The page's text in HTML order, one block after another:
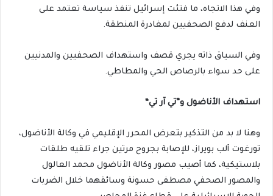
وفي هذا الاتجاه، ما فتئت إسرائيل تنفذ سياسة تعتمد على
العنف لدفع الصحفيين لمغادرة المنطقة.
وفي السياق ذاته يجري قصف واستهداف الصحفيين والمدنيين
على حد سواء بالرصاص الحي والمطاطي.
استهداف الأناضول و”تي آر تي“
وهنا لا بد من التذكير بتعرض المحرر الإقليمي في وكالة الأناضول،
تورغوت ألب بويراز، للإصابة بجروح مرتين جراء تلقيه طلقات
بلاستيكية، كما أصيب مصور وكالة الأناضول محمد العالول
والمصور الصحفي مصطفى حسونة وسائقهما خلال الضربات